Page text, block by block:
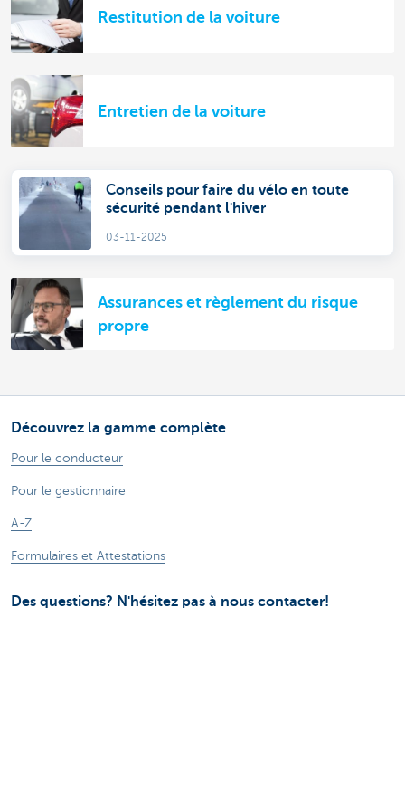
Restitution de la voiture
Entretien de la voiture
Conseils pour faire du vélo en toute
sécurité pendant l'hiver
03-11-2025
Assurances et règlement du risque
propre
Découvrez la gamme complète
Pour le conducteur
Pour le gestionnaire
A-Z
Formulaires et Attestations
Des questions? N'hésitez pas à nous contacter!